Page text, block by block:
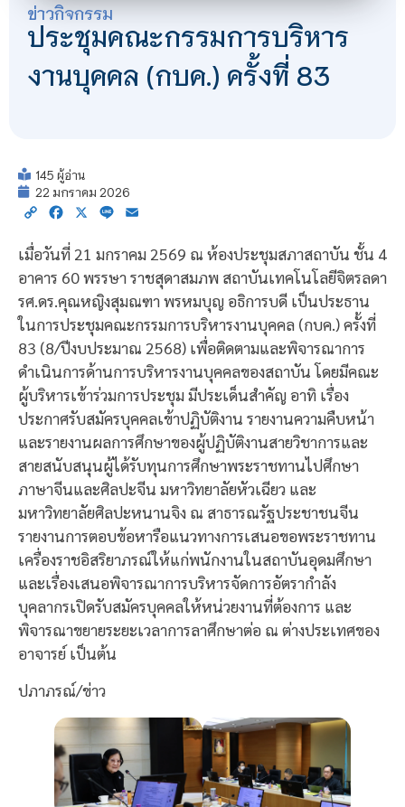
ข่าวกิจกรรม
ประชุมคณะกรรมการบริหาร
งานบุคคล (กบค.) ครั้งที่ 83
145 ผู้อ่าน
22 มกราคม 2026
Copy Facebook
X Line
เมื่อวันที่ 21 มกราคม 2569 ณ ห้องประชุมสภาสถาบัน ชั้น 4
อาคาร 60 พรรษา ราชสุดาสมภพ สถาบันเทคโนโลยีจิตรลดา
รศ.ดร.คุณหญิงสุมณฑา พรหมบุญ อธิการบดี เป็นประธาน
ในการประชุมคณะกรรมการบริหารงานบุคคล (กบค.) ครั้งที่
83 (8/ปีงบประมาณ 2568) เพื่อติดตามและพิจารณาการ
ดำเนินการด้านการบริหารงานบุคคลของสถาบัน โดยมีคณะ
ผู้บริหารเข้าร่วมการประชุม มีประเด็นสำคัญ อาทิ เรื่อง
ประกาศรับสมัครบุคคลเข้าปฏิบัติงาน รายงานความคืบหน้า
และรายงานผลการศึกษาของผู้ปฏิบัติงานสายวิชาการและ
สายสนับสนุนผู้ได้รับทุนการศึกษาพระราชทานไปศึกษา
ภาษาจีนและศิลปะจีน มหาวิทยาลัยหัวเฉียว และ
มหาวิทยาลัยศิลปะหนานจิง ณ สาธารณรัฐประชาชนจีน
รายงานการตอบข้อหารือแนวทางการเสนอขอพระราชทาน
เครื่องราชอิสริยาภรณ์ให้แก่พนักงานในสถาบันอุดมศึกษา
และเรื่องเสนอพิจารณาการบริหารจัดการอัตรากำลัง
บุคลากรเปิดรับสมัครบุคคลให้หน่วยงานที่ต้องการ และ
พิจารณาขยายระยะเวลาการลาศึกษาต่อ ณ ต่างประเทศของ
อาจารย์ เป็นต้น
ปภาภรณ์/ข่าว